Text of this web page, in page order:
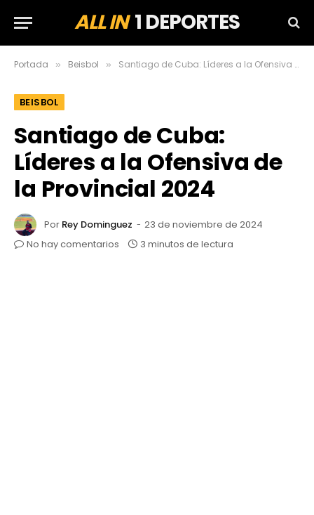
ALL IN1 DEPORTES
Portada » Beisbol » Santiago de Cuba: Líderes a la Ofensiva de la Provincial 2024
BEISBOL
Santiago de Cuba:
Líderes a la Ofensiva de
la Provincial 2024
Por Rey Dominguez
23 de noviembre de 2024
No hay comentarios
3 minutos de lectura